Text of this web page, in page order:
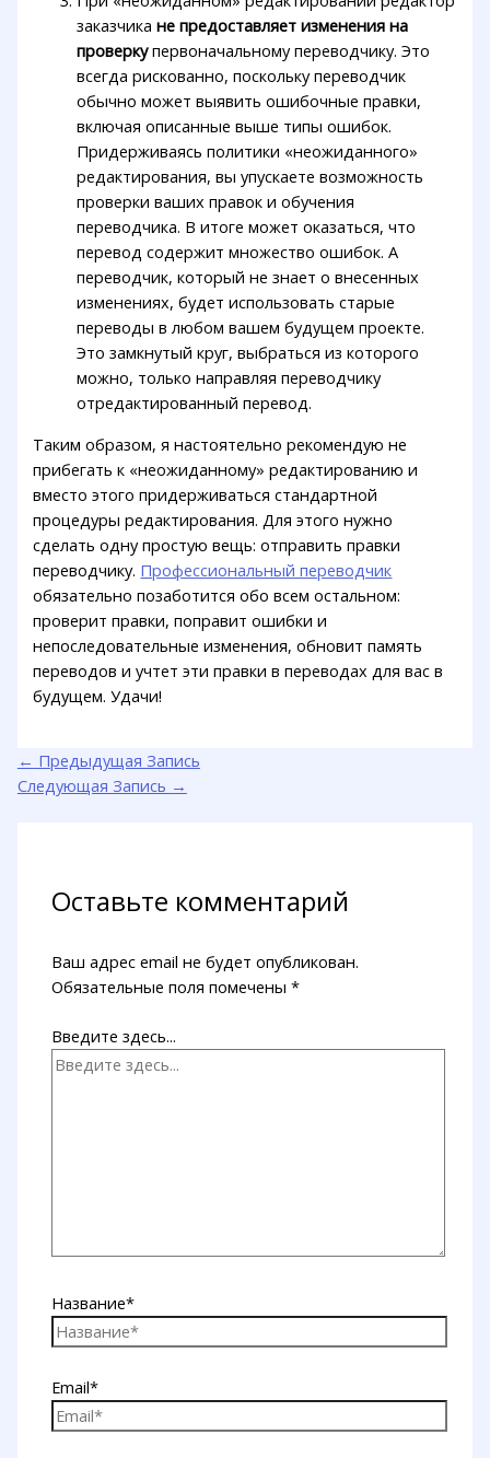
заказчикане предоставляет изменения на
проверкупервоначальному переводчику. Это
всегда рискованно, поскольку переводчик
обычно может выявить ошибочные правки,
включая описанные выше типы ошибок.
Придерживаясь политики «неожиданного»
редактирования, вы упускаете возможность
проверки ваших правок и обучения
переводчика. В итоге может оказаться, что
перевод содержит множество ошибок. А
переводчик, который не знает о внесенных
изменениях, будет использовать старые
переводы в любом вашем будущем проекте.
Это замкнутый круг, выбраться из которого
можно, только направляя переводчику
отредактированный перевод.
Таким образом, я настоятельно рекомендую не
прибегать к «неожиданному» редактированию и
вместо этого придерживаться стандартной
процедуры редактирования. Для этого нужно
сделать одну простую вещь: отправить правки
переводчику. Профессиональный переводчик
обязательно позаботится обо всем остальном:
проверит правки, поправит ошибки и
непоследовательные изменения, обновит память
переводов и учтет эти правки в переводах для вас в
будущем. Удачи!
← Предыдущая Запись
Следующая Запись →
Оставьте комментарий
Ваш адрес email не будет опубликован.
Обязательные поля помечены*
Введите здесь...
Название*
Email*